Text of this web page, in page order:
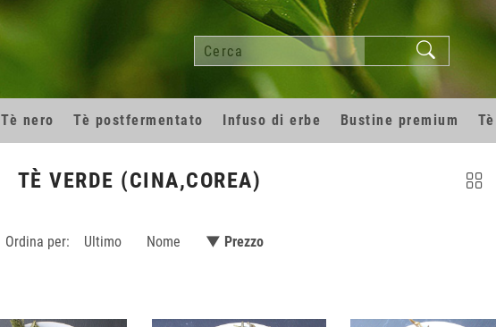
Tè nero Tè postfermentato Infuso di erbe Bustine premium
TÈ VERDE (CINA,COREA)
Ordina per: Ultimo Nome ▼ Prezzo